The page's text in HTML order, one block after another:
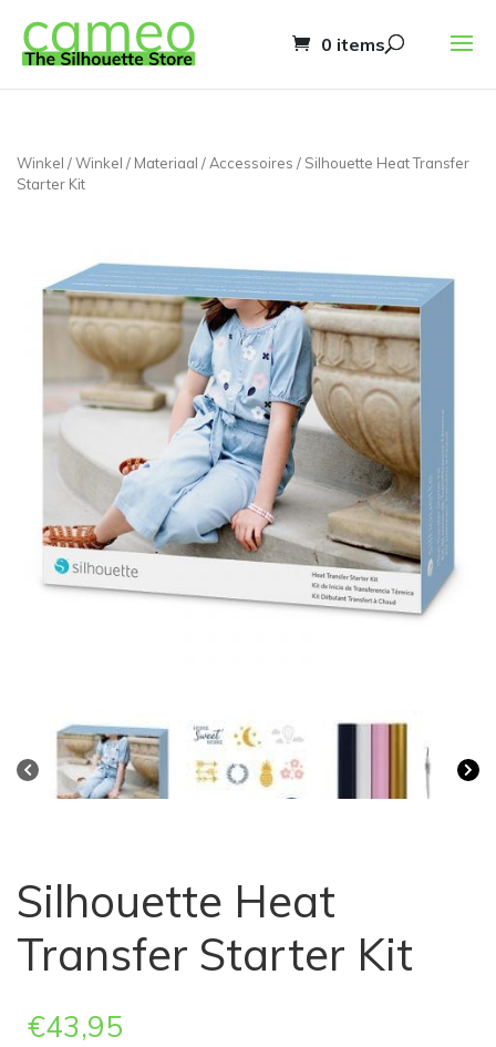
0 items
Winkel /Winkel / Materiaal / Accessoires / Silhouette Heat Transfer
Starter Kit
Silhouette Heat
Transfer Starter Kit
€43,95